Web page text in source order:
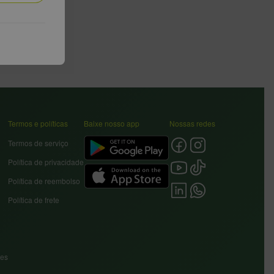
Termos e políticas
Termos de serviço
Política de privacidade
Política de reembolso
Política de frete
Baixe nosso app Nossas redes